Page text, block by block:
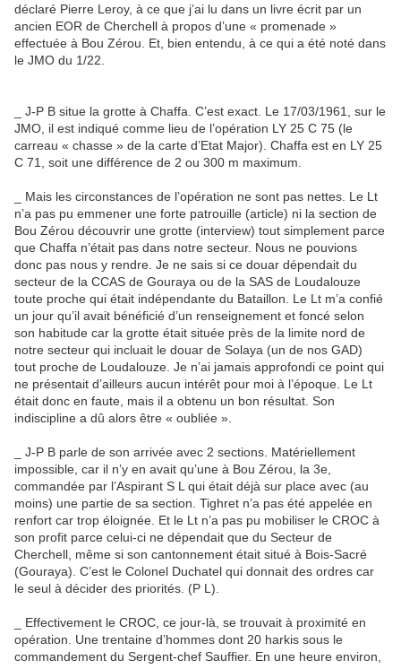
déclaré Pierre Leroy, à ce que j’ai lu dans un livre écrit par un
ancien EOR de Cherchell à propos d’une « promenade »
effectuée à Bou Zérou. Et, bien entendu, à ce qui a été noté dans
le JMO du 1/22.
_ J-P B situe la grotte à Chaffa. C’est exact. Le 17/03/1961, sur le
JMO, il est indiqué comme lieu de l’opération LY 25 C 75 (le
carreau « chasse » de la carte d’Etat Major). Chaffa est en LY 25
C 71, soit une différence de 2 ou 300 m maximum.
_ Mais les circonstances de l’opération ne sont pas nettes. Le Lt
n’a pas pu emmener une forte patrouille (article) ni la section de
Bou Zérou découvrir une grotte (interview) tout simplement parce
que Chaffa n’était pas dans notre secteur. Nous ne pouvions
donc pas nous y rendre. Je ne sais si ce douar dépendait du
secteur de la CCAS de Gouraya ou de la SAS de Loudalouze
toute proche qui était indépendante du Bataillon. Le Lt m’a confié
un jour qu’il avait bénéficié d’un renseignement et foncé selon
son habitude car la grotte était située près de la limite nord de
notre secteur qui incluait le douar de Solaya (un de nos GAD)
tout proche de Loudalouze. Je n’ai jamais approfondi ce point qui
ne présentait d’ailleurs aucun intérêt pour moi à l’époque. Le Lt
était donc en faute, mais il a obtenu un bon résultat. Son
indiscipline a dû alors être « oubliée ».
_ J-P B parle de son arrivée avec 2 sections. Matériellement
impossible, car il n’y en avait qu’une à Bou Zérou, la 3e,
commandée par l’Aspirant S L qui était déjà sur place avec (au
moins) une partie de sa section. Tighret n’a pas été appelée en
renfort car trop éloignée. Et le Lt n’a pas pu mobiliser le CROC à
son profit parce celui-ci ne dépendait que du Secteur de
Cherchell, même si son cantonnement était situé à Bois-Sacré
(Gouraya). C’est le Colonel Duchatel qui donnait des ordres car
le seul à décider des priorités. (P L).
_ Effectivement le CROC, ce jour-là, se trouvait à proximité en
opération. Une trentaine d’hommes dont 20 harkis sous le
commandement du Sergent-chef Sauffier. En une heure environ,